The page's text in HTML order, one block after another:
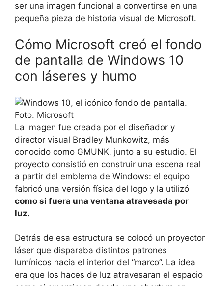
ser una imagen funcional a convertirse en una
pequeña pieza de historia visual de Microsoft.
Cómo Microsoft creó el fondo
de pantalla de Windows 10
con láseres y humo
La imagen fue creada por el diseñador y
director visual Bradley Munkowitz, más
conocido como GMUNK, junto a su estudio. El
proyecto consistió en construir una escena real
a partir del emblema de Windows: el equipo
fabricó una versión física del logo y la utilizó
como si fuera una ventana atravesada por
luz.
Detrás de esa estructura se colocó un proyector
láser que disparaba distintos patrones
lumínicos hacia el interior del “marco”. La idea
era que los haces de luz atravesaran el espacio